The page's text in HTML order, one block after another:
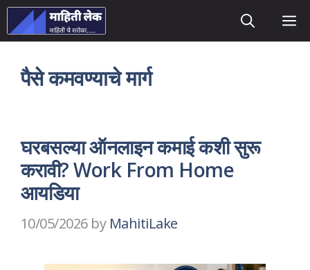
Skip
to
पैसे कमवण्याचे मार्ग
घरबसल्या ऑनलाइन कमाई कशी सुरू
करावी? Work From Home
आयडिया
10/05/2026 by MahitiLake